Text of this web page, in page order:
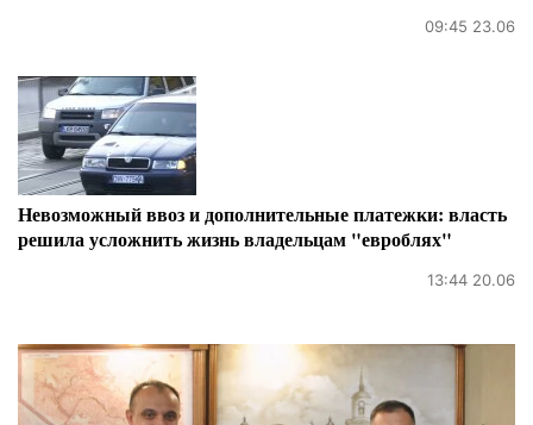
09:45 23.06
Невозможный ввоз и дополнительные платежки: власть
решила усложнить жизнь владельцам "евроблях"
13:44 20.06